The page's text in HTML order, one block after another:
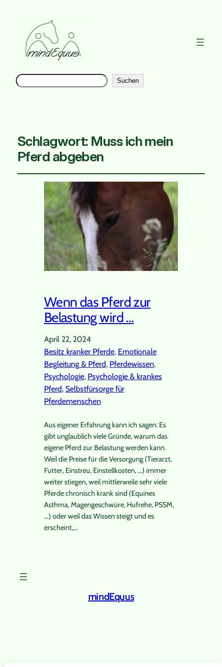
Suchen Suchen
Schlagwort: Muss ich mein
Pferd abgeben
Wenn das Pferd zur
Belastung wird …
April 22, 2024
Besitz kranker Pferde, Emotionale
Begleitung & Pferd, Pferdewissen,
Psychologie, Psychologie & krankes
Pferd, Selbstfürsorge für
Pferdemenschen
Aus eigener Erfahrung kann ich sagen: Es
gibt unglaublich viele Gründe, warum das
eigene Pferd zur Belastung werden kann.
Weil die Preise für die Versorgung (Tierarzt,
Futter, Einstreu, Einstellkosten, …) immer
weiter stiegen, weil mittlerweile sehr viele
Pferde chronisch krank sind (Equines
Asthma, Magengeschwüre, Hufrehe, PSSM,
…) oder weil das Wissen steigt und es
erscheint,…
mindEquus